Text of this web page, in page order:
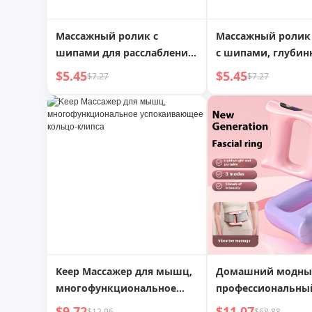
Массажный ролик с
шипами для расслабления
мышц, тонкой
икроножной фасции,
глубокий болезненный
массажер
$5.45$7.27
Массажный ролик
с шипами,
массаж,
стержень,
расслабления
ролик для икр,
похудения ног
$5.45$7.27
Keep Массажер для мышц,
многофункциональное
успокаивающее кольцо-
Домашний
вибромассажер